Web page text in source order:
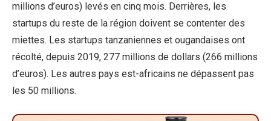
millions d’euros) levés en cinq mois. Derrières, les
startups du reste de la région doivent se contenter des
miettes. Les startups tanzaniennes et ougandaises ont
récolté, depuis 2019, 277 millions de dollars (266 millions
d’euros). Les autres pays est-africains ne dépassent pas
les 50 millions.